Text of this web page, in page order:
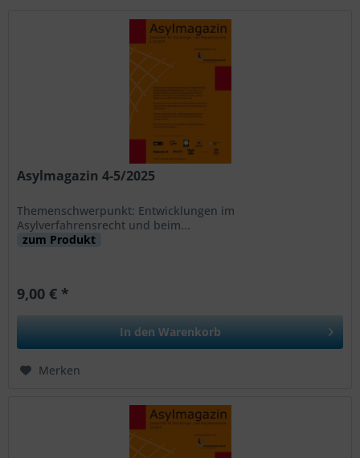
Asylmagazin 4-5/2025
Themenschwerpunkt: Entwicklungen im
Asylverfahrensrecht und beim...
zum Produkt
9,00 € *
In den Warenkorb
Merken